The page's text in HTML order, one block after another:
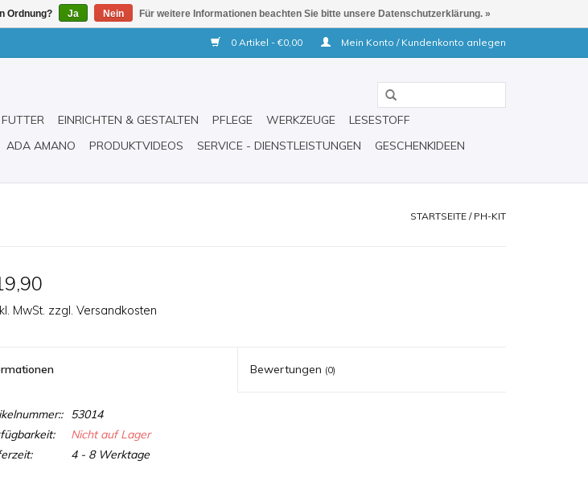
0 Artikel - €0,00 Mein Konto / Kundenkonto anlegen
FUTTER EINRICHTEN & GESTALTEN PFLEGE WERKZEUGE
LESESTOFF
ADA AMANO PRODUKTVIDEOS SERVICE - DIENSTLEISTUNGEN GESCHENKIDEEN
STARTSEITE / PH-KIT
MwSt. zzgl. Versandkosten
Bewertungen (0)
53014
Nicht auf Lager
4 - 8 Werktage
Ordnung? Ja Nein Für weitere Informationen beachten Sie bitte unsere Datenschutzerklärung. »